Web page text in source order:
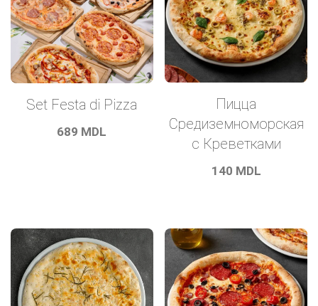
Set Festa di Pizza
689 MDL
Пицца
Средиземноморская
с Креветками
140 MDL